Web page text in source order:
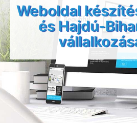
Weboldal
és Hajdú-